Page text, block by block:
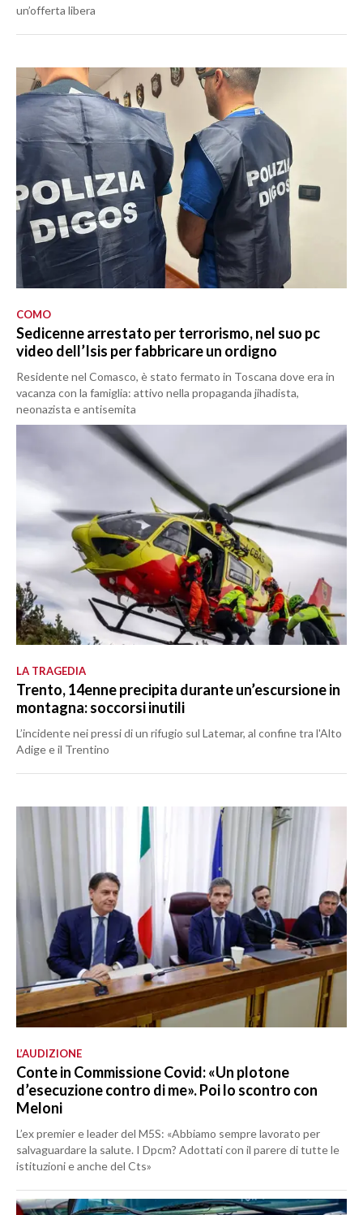
un’offerta libera
COMO
Sedicenne arrestato per terrorismo, nel suo pc
video dell’Isis per fabbricare un ordigno
Residente nel Comasco, è stato fermato in Toscana dove era in
vacanza con la famiglia: attivo nella propaganda jihadista,
neonazista e antisemita
LA TRAGEDIA
Trento, 14enne precipita durante un’escursione in
montagna: soccorsi inutili
L’incidente nei pressi di un rifugio sul Latemar, al confine tra l'Alto
Adige e il Trentino
L’AUDIZIONE
Conte in Commissione Covid: «Un plotone
d’esecuzione contro di me». Poi lo scontro con
Meloni
L’ex premier e leader del M5S: «Abbiamo sempre lavorato per
salvaguardare la salute. I Dpcm? Adottati con il parere di tutte le
istituzioni e anche del Cts»